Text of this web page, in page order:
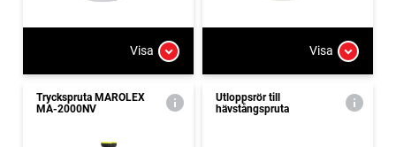
Visa Visa
Tryckspruta MAROLEX
MA-2000NV
Utloppsrör till
hävstångspruta